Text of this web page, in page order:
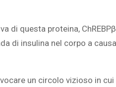
di questa proteina,
di insulina nel corpo a
un circolo vizioso in cui